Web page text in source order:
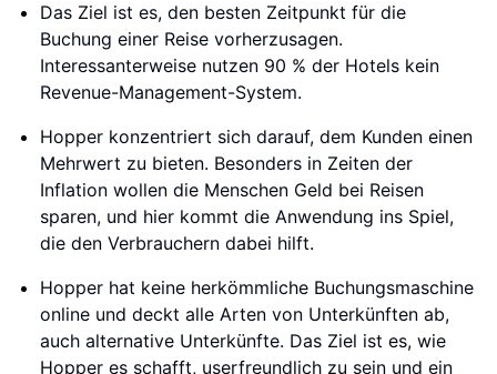
Das Ziel ist es, den besten Zeitpunkt für die
Buchung einer Reise vorherzusagen.
Interessanterweise nutzen 90 % der Hotels kein
Revenue-Management-System.
Hopper konzentriert sich darauf, dem Kunden einen
Mehrwert zu bieten. Besonders in Zeiten der
Inflation wollen die Menschen Geld bei Reisen
sparen, und hier kommt die Anwendung ins Spiel,
die den Verbrauchern dabei hilft.
Hopper hat keine herkömmliche Buchungsmaschine
online und deckt alle Arten von Unterkünften ab,
auch alternative Unterkünfte. Das Ziel ist es, wie
Hopper es schafft, userfreundlich zu sein und ein